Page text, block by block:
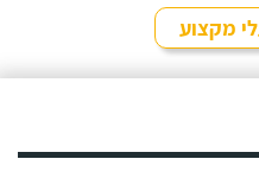
אחר ובסופו של דבר,
התרשמתי ממנו לטובה
מקצוע